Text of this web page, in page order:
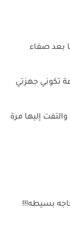
بعد صفاء
تكوني جهزتي
إليها مرة
بسيطه!!!